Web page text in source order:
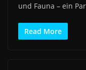
und Fauna – ein
Read More